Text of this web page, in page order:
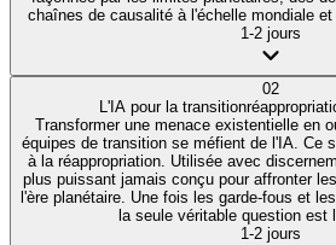
chaînes de causalité à l'échelle mondiale
1-2 jours
02
L'IA pour la transition
Transformer une menace existentielle en
équipes de transition se méfient de l'IA. Ce
à la réappropriation. Utilisée avec
plus puissant jamais conçu pour affronter
l'ère planétaire. Une fois les garde-fous et
la seule véritable question est
1-2 jours